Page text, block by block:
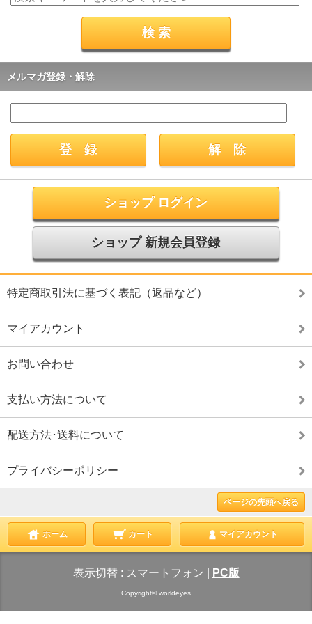
メルマガ登録・解除
ショップ ログイン
ショップ 新規会員登録
特定商取引法に基づく表記（返品など）
マイアカウント
お問い合わせ
支払い方法について
配送方法･送料について
プライバシーポリシー
ページの先頭へ戻る
ホーム カート マイアカウント
表示切替 : スマートフォン PC版
Copyright© worldeyes